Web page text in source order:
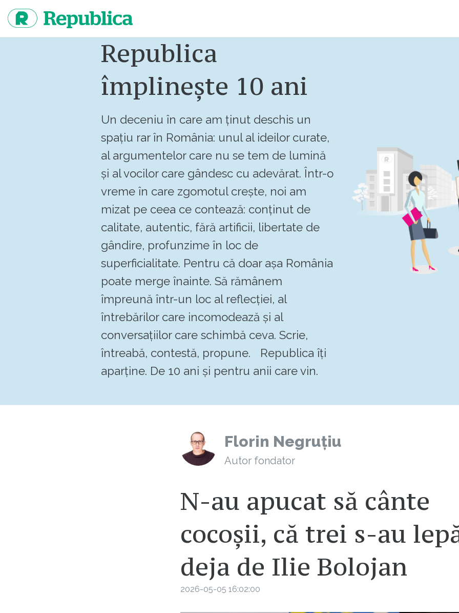
continut
Republica
împlinește 10 ani
Un deceniu în care am ținut deschis un
spațiu rar în România: unul al ideilor curate,
al argumentelor care nu se tem de lumină
și al vocilor care gândesc cu adevărat. Într-o
vreme în care zgomotul crește, noi am
mizat pe ceea ce contează: conținut de
calitate, autentic, fără artificii, libertate de
gândire, profunzime în loc de
superficialitate. Pentru că doar așa România
poate merge înainte. Să rămânem
împreună într-un loc al reflecției, al
întrebărilor care incomodează și al
conversațiilor care schimbă ceva. Scrie,
întreabă, contestă, propune. Republica îți
aparține. De 10 ani și pentru anii care vin.
Florin Negruțiu
Autor fondator
N-au apucat să cânte
cocoșii, că trei s-au
deja de Ilie Bolojan
2026-05-05 16:02:00